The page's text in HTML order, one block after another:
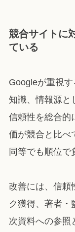
競合サイトに
ている
Googleが重視
知識、情報源と
信頼性を総合的
価が競合と比べ
同等でも順位で
改善には、信頼
ク獲得、著者・
次資料への参照